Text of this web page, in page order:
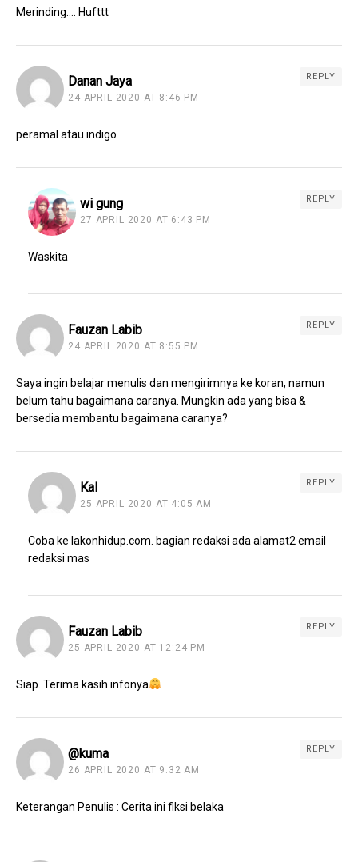
Merinding…. Hufttt
Danan Jaya
24 APRIL 2020 AT 8:46 PM
REPLY
peramal atau indigo
wi gung
27 APRIL 2020 AT 6:43 PM
REPLY
Waskita
Fauzan Labib
24 APRIL 2020 AT 8:55 PM
REPLY
Saya ingin belajar menulis dan mengirimnya ke koran, namun
belum tahu bagaimana caranya. Mungkin ada yang bisa &
bersedia membantu bagaimana caranya?
Kal
25 APRIL 2020 AT 4:05 AM
REPLY
Coba ke lakonhidup.com. bagian redaksi ada alamat2 email
redaksi mas
Fauzan Labib
25 APRIL 2020 AT 12:24 PM
REPLY
Siap. Terima kasih infonya
@kuma
26 APRIL 2020 AT 9:32 AM
REPLY
Keterangan Penulis : Cerita ini fiksi belaka